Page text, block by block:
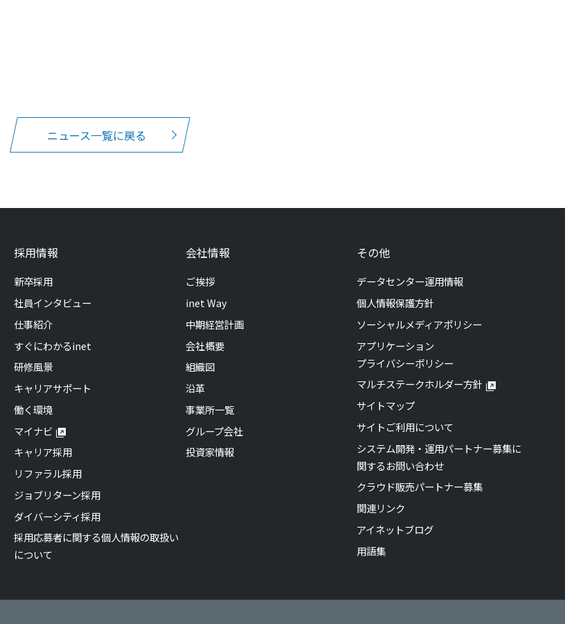
ニュース一覧に戻る
採用情報
新卒採用
社員インタビュー
仕事紹介
すぐにわかるinet
研修風景
キャリアサポート
働く環境
マイナビ
キャリア採用
リファラル採用
ジョブリターン採用
ダイバーシティ採用
採用応募者に関する個人情報の取扱い
について
会社情報
ご挨拶
inet Way
中期経営計画
会社概要
組織図
沿革
事業所一覧
グループ会社
投資家情報
その他
データセンター運用情報
個人情報保護方針
ソーシャルメディアポリシー
アプリケーション
プライバシーポリシー
マルチステークホルダー方針
サイトマップ
サイトご利用について
システム開発・運用パートナー募集に
関するお問い合わせ
クラウド販売パートナー募集
関連リンク
アイネットブログ
用語集